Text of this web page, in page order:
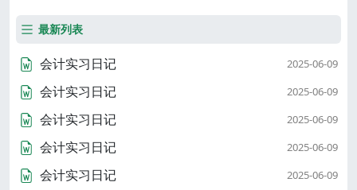
最新列表
会计实习日记 2025-06-09
会计实习日记 2025-06-09
会计实习日记 2025-06-09
会计实习日记 2025-06-09
会计实习日记 2025-06-09